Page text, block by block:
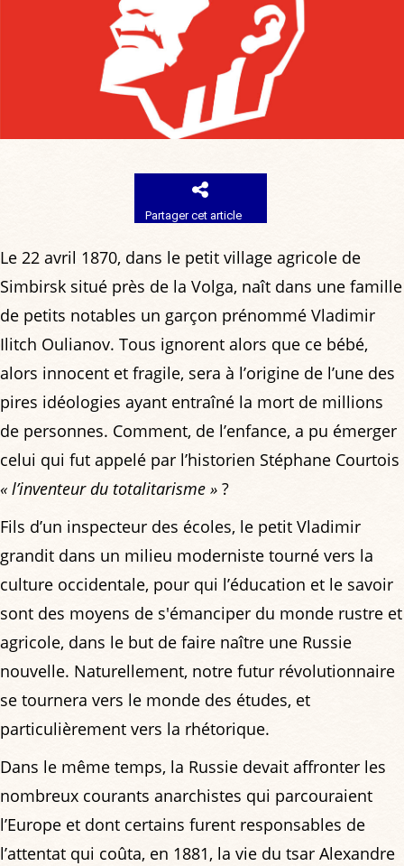
Partager cet article
Le 22 avril 1870, dans le petit village agricole de
Simbirsk situé près de la Volga, naît dans une famille
de petits notables un garçon prénommé Vladimir
Ilitch Oulianov. Tous ignorent alors que ce bébé,
alors innocent et fragile, sera à l’origine de l’une des
pires idéologies ayant entraîné la mort de millions
de personnes. Comment, de l’enfance, a pu émerger
celui qui fut appelé par l’historien Stéphane Courtois
« l’inventeur du totalitarisme » ?
Fils d’un inspecteur des écoles, le petit Vladimir
grandit dans un milieu moderniste tourné vers la
culture occidentale, pour qui l’éducation et le savoir
sont des moyens de s'émanciper du monde rustre et
agricole, dans le but de faire naître une Russie
nouvelle. Naturellement, notre futur révolutionnaire
se tournera vers le monde des études, et
particulièrement vers la rhétorique.
Dans le même temps, la Russie devait affronter les
nombreux courants anarchistes qui parcouraient
l’Europe et dont certains furent responsables de
l’attentat qui coûta, en 1881, la vie du tsar Alexandre